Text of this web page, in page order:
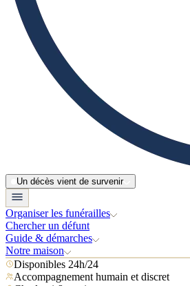
Un décès vient de survenir
Organiser les funérailles
Chercher un défunt
Guide & démarches
Notre maison
Disponibles 24h/24
Accompagnement humain et discret